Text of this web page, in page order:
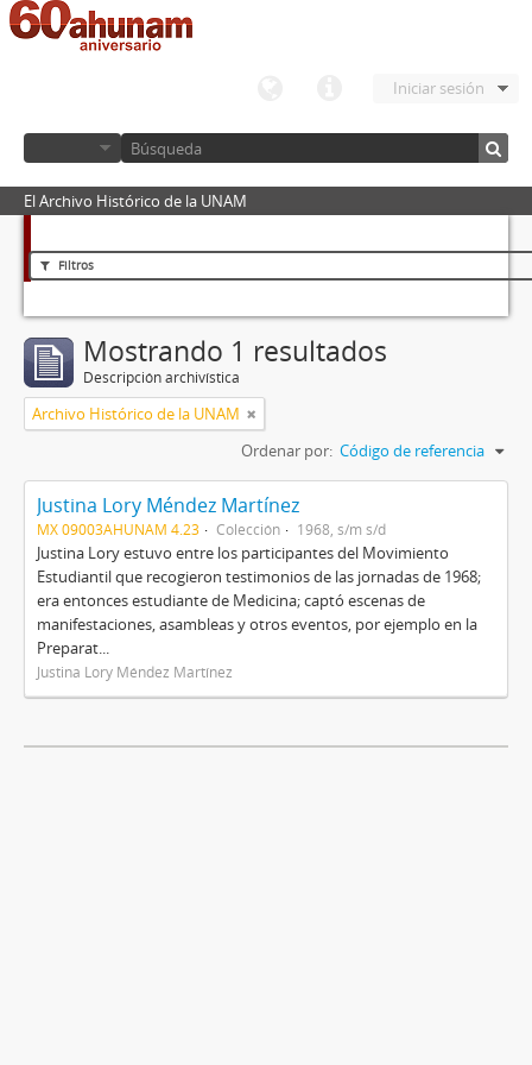
Iniciar sesión
El Archivo Histórico de la UNAM
Filtros
Mostrando 1 resultados
Descripción archivística
Archivo Histórico de la UNAM
Ordenar por: Código de referencia
Justina Lory Méndez Martínez
MX 09003AHUNAM 4.23 Colección 1968, s/m s/d
Justina Lory estuvo entre los participantes del Movimiento
Estudiantil que recogieron testimonios de las jornadas de 1968;
era entonces estudiante de Medicina; captó escenas de
manifestaciones, asambleas y otros eventos, por ejemplo en la
Preparat...
Justina Lory Méndez Martínez